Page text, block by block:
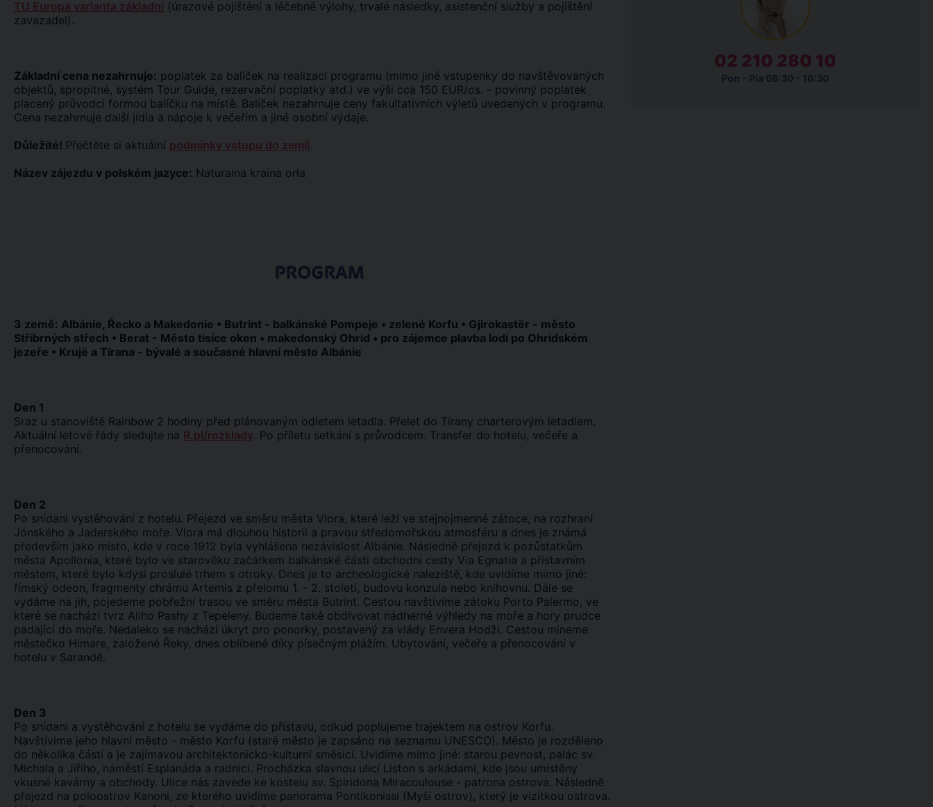
TU Europa varianta základní (úrazové pojištění a léčebné výlohy, trvalé následky, asistenční služby a pojištění
zavazadel).
Základní cena nezahrnuje: poplatek za balíček na realizaci programu (mimo jiné vstupenky do navštěvovaných
objektů, spropitné, systém Tour Guide, rezervační poplatky atd.) ve výši cca 150 EUR/os. - povinný poplatek
placený průvodci formou balíčku na místě. Balíček nezahrnuje ceny fakultativních výletů uvedených v programu.
Cena nezahrnuje další jídla a nápoje k večeřím a jiné osobní výdaje.
Důležité! Přečtěte si aktuální podmínky vstupu do země.
Název zájezdu v polském jazyce: Naturalna kraina orła
PROGRAM
3 země: Albánie, Řecko a Makedonie • Butrint - balkánské Pompeje • zelené Korfu • Gjirokastër - město
Stříbrných střech • Berat - Město tisíce oken • makedonský Ohrid • pro zájemce plavba lodí po Ohridském
jezeře • Krujë a Tirana - bývalé a současné hlavní město Albánie
Den 1
Sraz u stanoviště Rainbow 2 hodiny před plánovaným odletem letadla. Přelet do Tirany charterovým letadlem.
Aktuální letové řády sledujte na R.pl/rozklady. Po příletu setkání s průvodcem. Transfer do hotelu, večeře a
přenocování.
Den 2
Po snídani vystěhování z hotelu. Přejezd ve směru města Vlora, které leží ve stejnojmenné zátoce, na rozhraní
Jónského a Jaderského moře. Vlora má dlouhou historii a pravou středomořskou atmosféru a dnes je známá
především jako místo, kde v roce 1912 byla vyhlášena nezávislost Albánie. Následně přejezd k pozůstatkům
města Apollonia, které bylo ve starověku začátkem balkánské části obchodní cesty Via Egnatia a přístavním
městem, které bylo kdysi proslulé trhem s otroky. Dnes je to archeologické naleziště, kde uvidíme mimo jiné:
římský odeon, fragmenty chrámu Artemis z přelomu 1. - 2. století, budovu konzula nebo knihovnu. Dále se
vydáme na jih, pojedeme pobřežní trasou ve směru města Butrint. Cestou navštívíme zátoku Porto Palermo, ve
které se nachází tvrz Aliho Pashy z Tepeleny. Budeme také obdivovat nádherné výhledy na moře a hory prudce
padající do moře. Nedaleko se nachází úkryt pro ponorky, postavený za vlády Envera Hodži. Cestou mineme
městečko Himare, založené Řeky, dnes oblíbené díky písečným plážím. Ubytování, večeře a přenocování v
hotelu v Sarandě.
Den 3
Po snídani a vystěhování z hotelu se vydáme do přístavu, odkud poplujeme trajektem na ostrov Korfu.
Navštívíme jeho hlavní město - město Korfu (staré město je zapsáno na seznamu UNESCO). Město je rozděleno
do několika částí a je zajímavou architektonicko-kulturní směsicí. Uvidíme mimo jiné: starou pevnost, palác sv.
Michala a Jiřího, náměstí Esplanáda a radnici. Procházka slavnou ulicí Liston s arkádami, kde jsou umístěny
vkusné kavárny a obchody. Ulice nás zavede ke kostelu sv. Spiridona Miracoulouse - patrona ostrova. Následně
přejezd na poloostrov Kanoni, ze kterého uvidíme panorama Pontikonissi (Myší ostrov), který je vizitkou ostrova.
02 210 280 10
Pon - Pia 08:30 - 16:30